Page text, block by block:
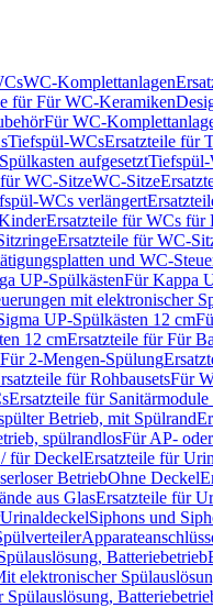
WC-Komplettanlagen
für Für WC-Keramiken
Für WC-
Tiefspül-WCsErsatzteile für
aufgesetzt
WC-SitzeWC-Sitze
WCs verlängert
Ersatzteile für WCs für
Ersatzteile für WC-
und WC-
UP-SpülkästenFür Kappa
mit elektronischer
UP-Spülkästen 12 cm
12 cmErsatzteile für Für
Für 2-Mengen-Spülung
für RohbausetsFür
Ersatzteile für
Betrieb, mit Spülrand
spülrandlosFür AP-
für DeckelErsatzteile für
BetriebOhne Deckel
aus GlasErsatzteile für
UrinaldeckelSiphons und
Batteriebetrieb
elektronischer